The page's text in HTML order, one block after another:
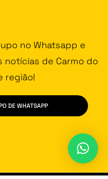
no Whatsapp e
notícias de Carmo do
região!
DE WHATSAPP